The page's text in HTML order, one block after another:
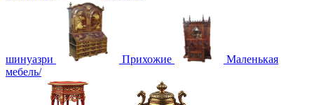
шинуазри Прихожие
Маленькая
мебель/